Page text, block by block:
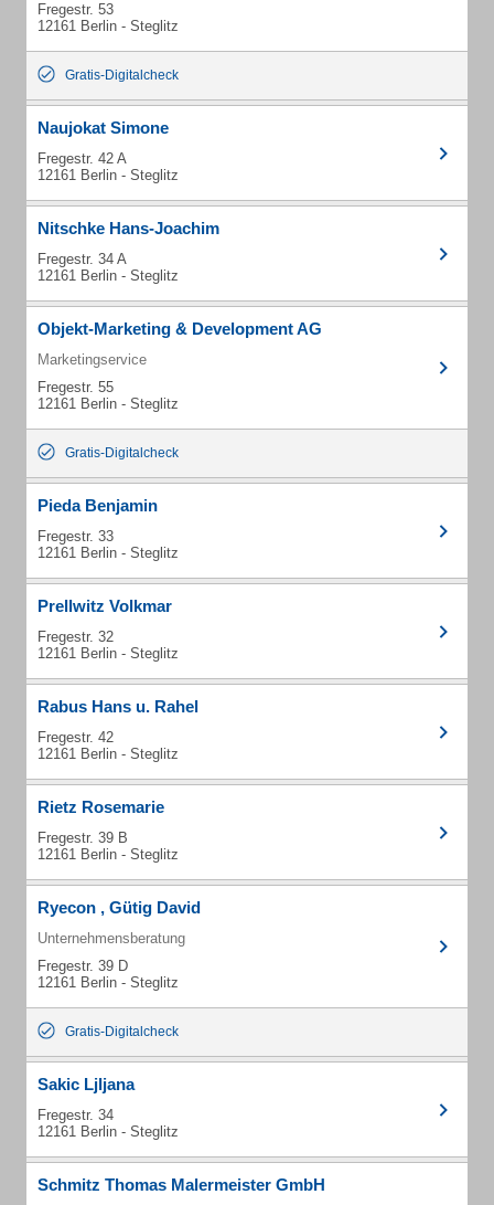
Fregestr. 53
12161 Berlin - Steglitz
Gratis-Digitalcheck
Naujokat Simone
Fregestr. 42 A
12161 Berlin - Steglitz
Nitschke Hans-Joachim
Fregestr. 34 A
12161 Berlin - Steglitz
Objekt-Marketing & Development AG
Marketingservice
Fregestr. 55
12161 Berlin - Steglitz
Gratis-Digitalcheck
Pieda Benjamin
Fregestr. 33
12161 Berlin - Steglitz
Prellwitz Volkmar
Fregestr. 32
12161 Berlin - Steglitz
Rabus Hans u. Rahel
Fregestr. 42
12161 Berlin - Steglitz
Rietz Rosemarie
Fregestr. 39 B
12161 Berlin - Steglitz
Ryecon , Gütig David
Unternehmensberatung
Fregestr. 39 D
12161 Berlin - Steglitz
Gratis-Digitalcheck
Sakic Ljljana
Fregestr. 34
12161 Berlin - Steglitz
Schmitz Thomas Malermeister GmbH